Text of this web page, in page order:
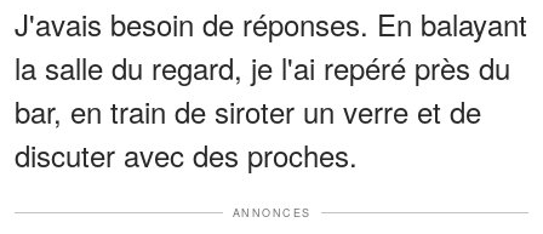
J'avais besoin de réponses. En balayant
la salle du regard, je l'ai repéré près du
bar, en train de siroter un verre et de
discuter avec des proches.
ANNONCES